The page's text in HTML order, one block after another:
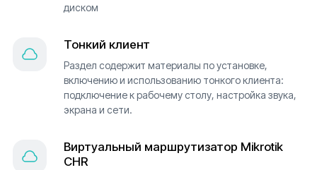
диском
Тонкий клиент
Раздел содержит материалы по установке,
включению и использованию тонкого клиента:
подключение к рабочему столу, настройка звука,
экрана и сети.
Виртуальный маршрутизатор Mikrotik
CHR